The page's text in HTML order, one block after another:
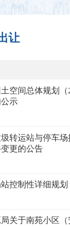
让
空间总体规划（
示
转运站与停车场
更的公告
控制性详细规
关于南苑小区